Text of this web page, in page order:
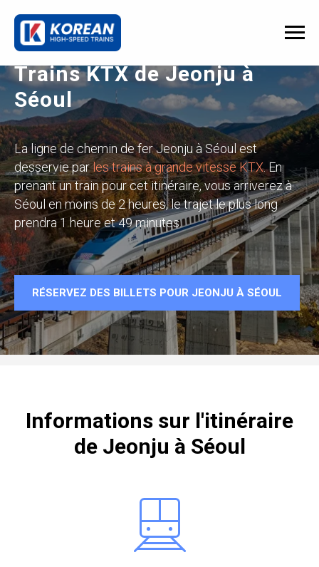
Trains KTX de Jeonju à
Séoul
La ligne de chemin de fer Jeonju à Séoul est
desservie parles trains à grande vitesse KTX. En
prenant un train pour cet itinéraire, vous arriverez à
Séoul en moins de 2 heures, le trajet le plus long
prendra 1 heure et 49 minutes.
RÉSERVEZ DES BILLETS POUR JEONJU À SÉOUL
Informations sur l'itinéraire
de Jeonju à Séoul